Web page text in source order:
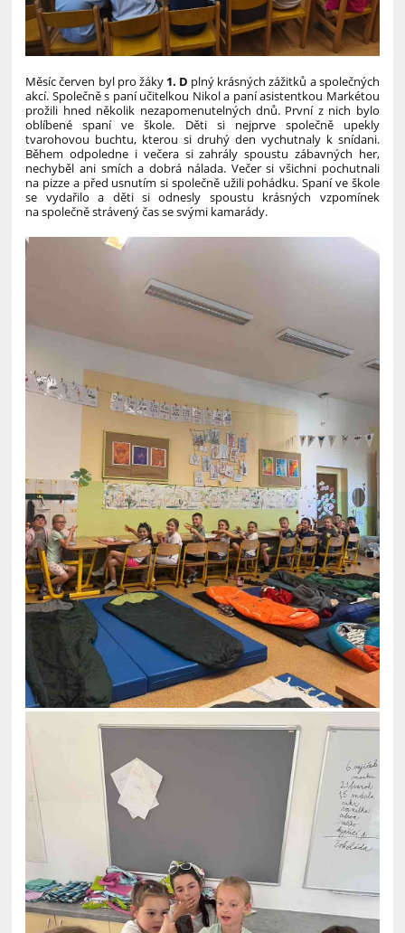
Měsíc červen byl pro žáky 1. D plný krásných zážitků a společných
akcí. Společně s paní učitelkou Nikol a paní asistentkou Markétou
prožili hned několik nezapomenutelných dnů. První z nich bylo
oblíbené spaní ve škole. Děti si nejprve společně upekly
tvarohovou buchtu, kterou si druhý den vychutnaly k snídani.
Během odpoledne i večera si zahrály spoustu zábavných her,
nechyběl ani smích a dobrá nálada. Večer si všichni pochutnali
na pizze a před usnutím si společně užili pohádku.Spaní ve škole
se vydařilo a děti si odnesly spoustu krásných vzpomínek
na společně strávený čas se svými kamarády.